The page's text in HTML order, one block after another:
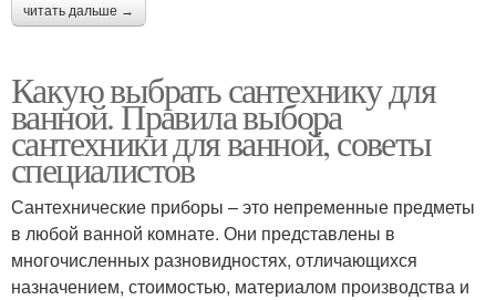
читать дальше →
Какую выбрать сантехнику для
ванной. Правила выбора
сантехники для ванной, советы
специалистов
Сантехнические приборы – это непременные предметы
в любой ванной комнате. Они представлены в
многочисленных разновидностях, отличающихся
назначением, стоимостью, материалом производства и